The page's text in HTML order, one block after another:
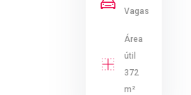
Vagas
Área
útil
372
m²